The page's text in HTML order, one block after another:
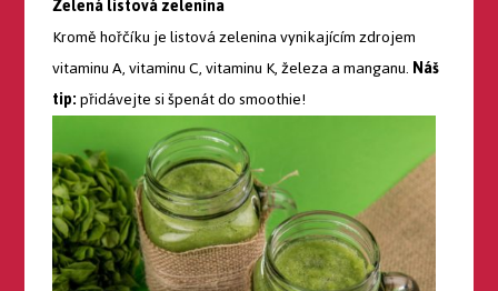
Kromě hořčíku je listová zelenina vynikajícím zdrojem
vitaminu A, vitaminu C, vitaminu K, železa a manganu.Náš
tip:přidávejte si špenát do smoothie!